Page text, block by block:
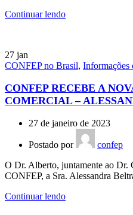
Continuar lendo
27 jan
CONFEP no Brasil,
CONFEP RECEBE A
COMERCIAL –
27 de janeiro de 2023
Postado por
confep
O Dr. Alberto, juntamente ao Dr.
CONFEP, a Sra. Alessandra
Continuar lendo